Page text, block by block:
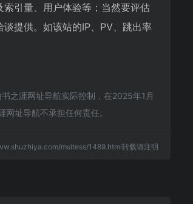
引量、用户体验等；当然要评估
提供。如该站的IP、PV、跳出率
之涯网址导航实际控制，在2025年1月
址导航不承担任何责任。
msitess/1489.html转载请注明